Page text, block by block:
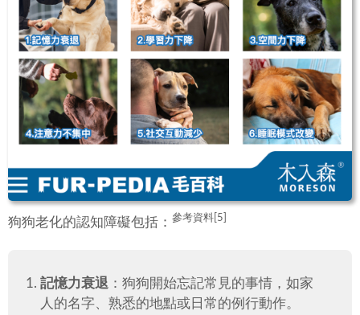
狗狗老化的認知障礙包括： 參考資料[5]
記憶力衰退 ：狗狗開始忘記常見的事情，如家
人的名字、熟悉的地點或日常的例行動作。